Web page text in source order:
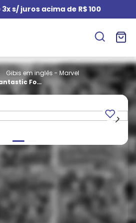
s/ juros acima de R$ 100
Gibis em inglês - Marvel
Four
3 #